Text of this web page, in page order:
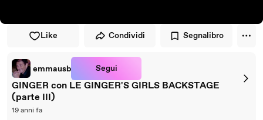
Like Condividi Segnalibro
emmausb Segui
GINGER con LE GINGER'S GIRLS BACKSTAGE
(parte III)
19 anni fa